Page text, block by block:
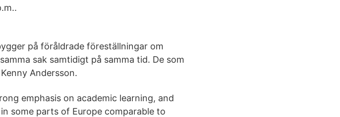
på föråldrade föreställningar om
sak samtidigt på samma tid. De som
Andersson.
emphasis on academic learning, and
some parts of Europe comparable to